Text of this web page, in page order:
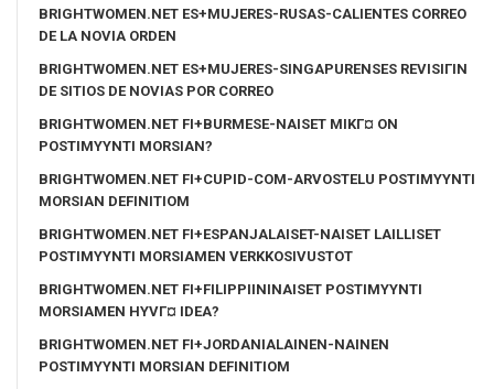
BRIGHTWOMEN.NET ES+MUJERES-RUSAS-CALIENTES CORREO
DE LA NOVIA ORDEN
BRIGHTWOMEN.NET ES+MUJERES-SINGAPURENSES REVISIГІN
DE SITIOS DE NOVIAS POR CORREO
BRIGHTWOMEN.NET FI+BURMESE-NAISET MIKГ¤ ON
POSTIMYYNTI MORSIAN?
BRIGHTWOMEN.NET FI+CUPID-COM-ARVOSTELU POSTIMYYNTI
MORSIAN DEFINITIOM
BRIGHTWOMEN.NET FI+ESPANJALAISET-NAISET LAILLISET
POSTIMYYNTI MORSIAMEN VERKKOSIVUSTOT
BRIGHTWOMEN.NET FI+FILIPPIININAISET POSTIMYYNTI
MORSIAMEN HYVГ¤ IDEA?
BRIGHTWOMEN.NET FI+JORDANIALAINEN-NAINEN
POSTIMYYNTI MORSIAN DEFINITIOM